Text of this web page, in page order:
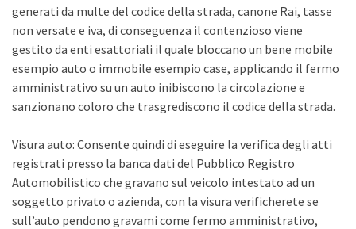
generati da multe del codice della strada, canone Rai, tasse
non versate e iva, di conseguenza il contenzioso viene
gestito da enti esattoriali il quale bloccano un bene mobile
esempio auto o immobile esempio case, applicando il fermo
amministrativo su un auto inibiscono la circolazione e
sanzionano coloro che trasgrediscono il codice della strada.
Visura auto: Consente quindi di eseguire la verifica degli atti
registrati presso la banca dati del Pubblico Registro
Automobilistico che gravano sul veicolo intestato ad un
soggetto privato o azienda, con la visura verificherete se
sull’auto pendono gravami come fermo amministrativo,